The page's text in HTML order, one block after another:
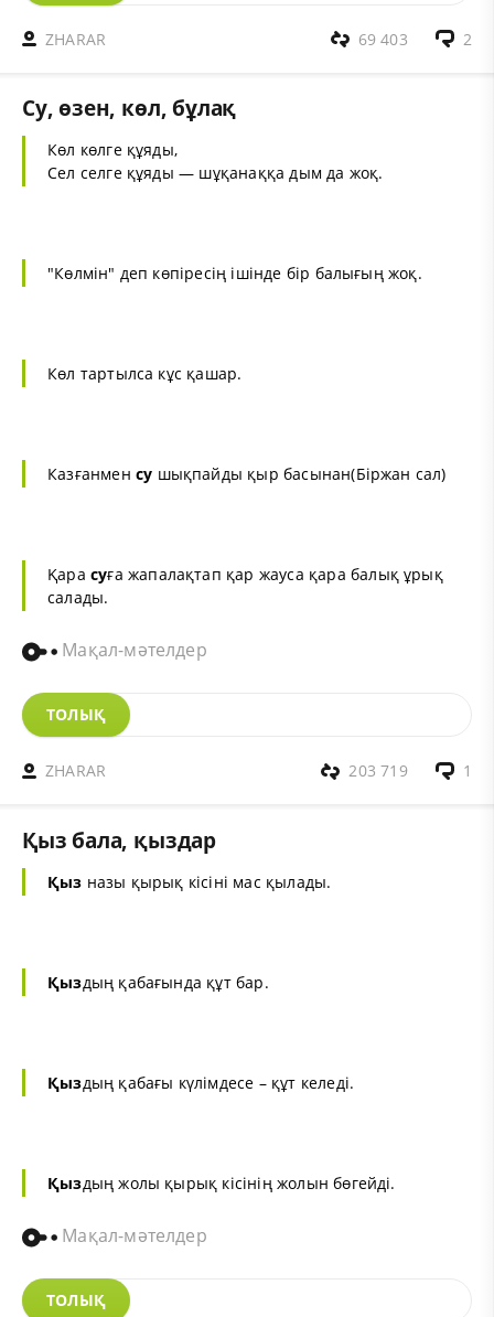
ZHARAR 2
69 403
Су, өзен, көл, бұлақ
Көл көлге құяды,
Сел селге құяды — шұқанаққа дым да жоқ.
"Көлмін" деп көпіресің ішінде бір балығың жоқ.
Көл тартылса кұс қашар.
Казғанмен су шықпайды қыр басынан(Біржан сал)
Қара суға жапалақтап қар жауса қара балық ұрық
салады.
Мақал-мәтелдер
ТОЛЫҚ
ZHARAR 1
203 719
Қыз бала, қыздар
Қыз назы қырық кісіні мас қылады.
Қыздың қабағында құт бар.
Қыздың қабағы күлімдесе – құт келеді.
Қыздың жолы қырық кісінің жолын бөгейді.
Мақал-мәтелдер
ТОЛЫҚ